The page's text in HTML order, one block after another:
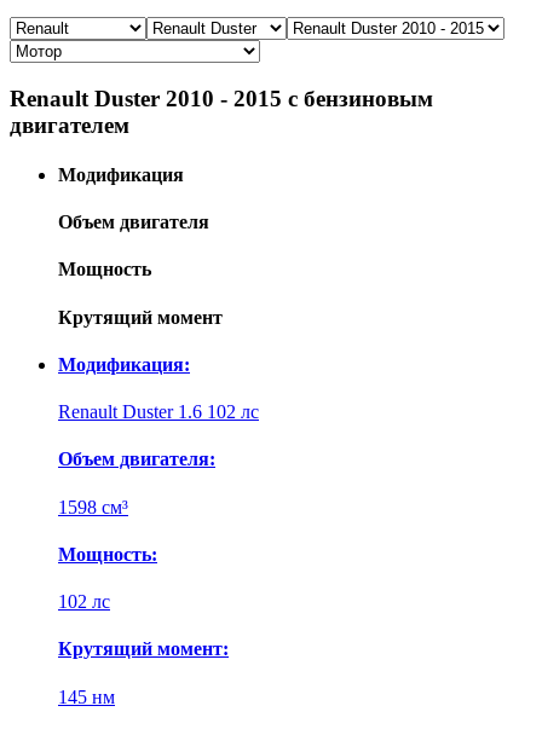
Renault Duster 2010 - 2015 с бензиновым
двигателем
Модификация
Объем двигателя
Мощность
Крутящий момент
Модификация:
Renault Duster 1.6 102 лс
Объем двигателя:
1598 см³
Мощность:
102 лс
Крутящий момент:
145 нм